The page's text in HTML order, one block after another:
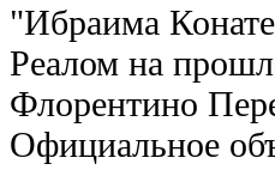
"Ибраима
Реалом на
Флорентино
Официальное